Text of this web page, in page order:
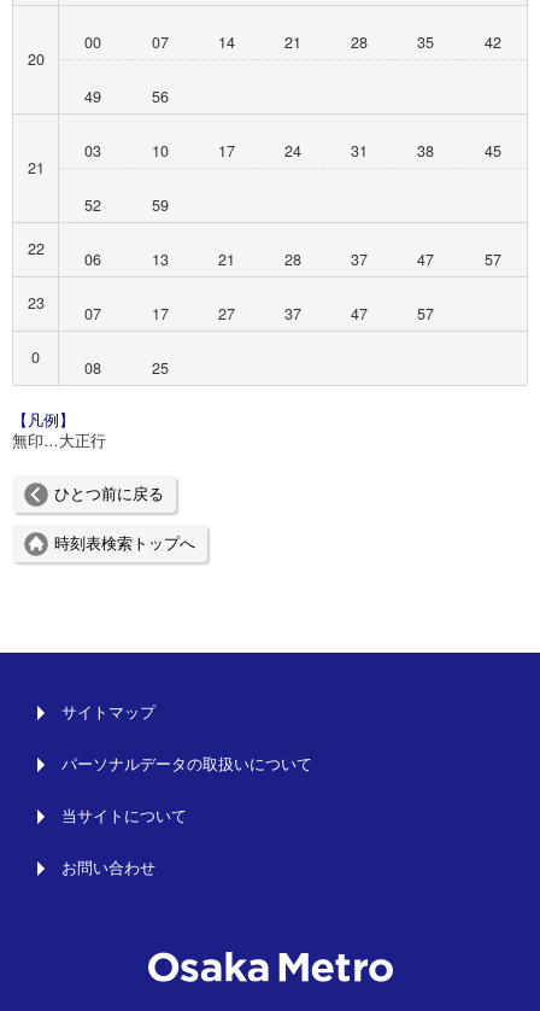
20
00 07 14 21 28 35 42
49 56
21
03 10 17 24 31 38 45
52
59
22
06 13 21 28 37 47
57
23
07 17 27 37 47
57
0
08 25
【凡例】
無印…大正行
ひとつ前に戻る
時刻表検索トップへ
サイトマップ
パーソナルデータの取扱いについて
当サイトについて
お問い合わせ